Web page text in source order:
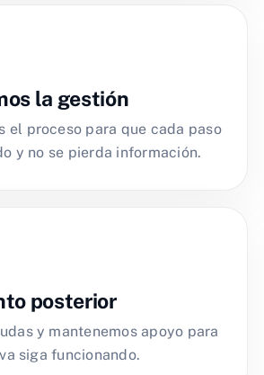
la gestión
el proceso para que cada paso
y no se pierda información.
posterior
y mantenemos apoyo para
siga funcionando.